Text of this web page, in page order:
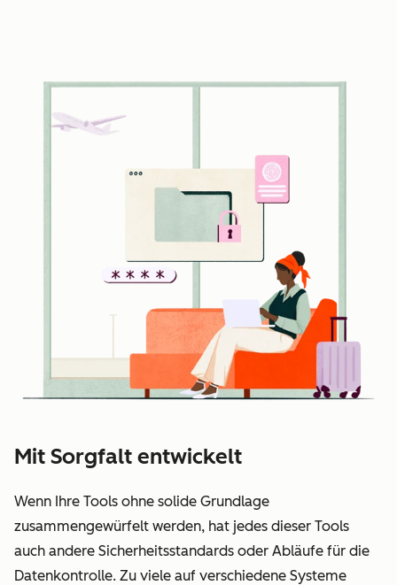
Mit Sorgfalt entwickelt
Wenn Ihre Tools ohne solide Grundlage
zusammengewürfelt werden, hat jedes dieser Tools
auch andere Sicherheitsstandards oder Abläufe für die
Datenkontrolle. Zu viele auf verschiedene Systeme